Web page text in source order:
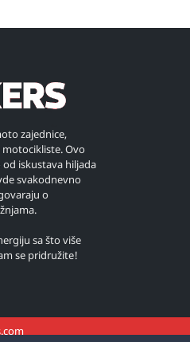
zajednice,
Ovo
iskustava hiljada
svakodnevno
o
sa što više
se pridružite!